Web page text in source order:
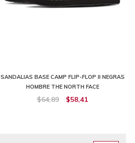
SANDALIAS BASE CAMP FLIP-FLOP II NEGRAS
HOMBRE THE NORTH FACE
$64,89 $58,41